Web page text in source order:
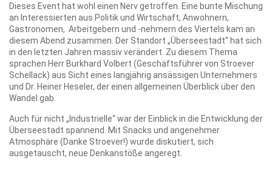
Dieses Event hat wohl einen Nerv getroffen. Eine bunte Mischung
an Interessierten aus Politik und Wirtschaft, Anwohnern,
Gastronomen, Arbeitgebern und -nehmern des Viertels kam an
diesem Abend zusammen. Der Standort „Überseestadt“ hat sich
in den letzten Jahren massiv verändert. Zu diesem Thema
sprachen Herr Burkhard Volbert (Geschäftsführer von Stroever
Schellack) aus Sicht eines langjährig ansässigen Unternehmers
und Dr. Heiner Heseler, der einen allgemeinen Überblick über den
Wandel gab.
Auch für nicht „Industrielle“ war der Einblick in die Entwicklung der
Überseestadt spannend. Mit Snacks und angenehmer
Atmosphäre (Danke Stroever!) wurde diskutiert, sich
ausgetauscht, neue Denkanstöße angeregt.